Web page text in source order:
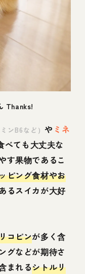
Thanks!
ンB6など）や ミネ
べても大丈夫な
す果物であるこ
ピング食材やお
るスイカが大好
コピンが多く含
グなどが期待さ
まれるシトルリ